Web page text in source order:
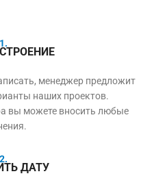
менеджер предложит
наших проектов.
вы можете вносить любые
ДАТУ